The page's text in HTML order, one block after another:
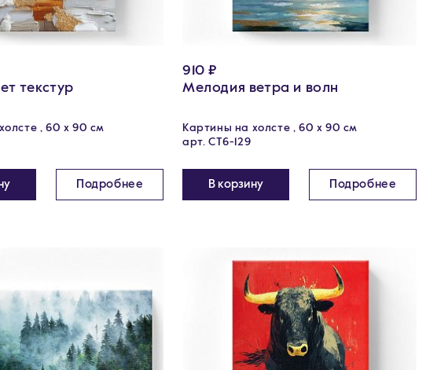
текстур
, 60 х 90 см
Подробнее
910 ₽
Мелодия ветра и волн
Картины на холсте , 60 х 90 см
арт. CT6-129
В корзину Подробнее